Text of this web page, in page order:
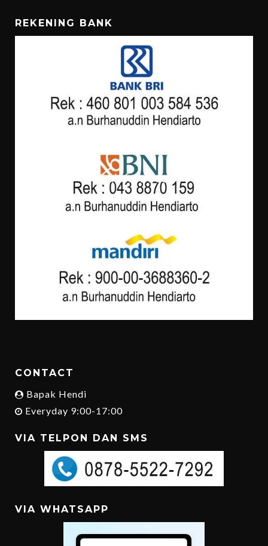
REKENING BANK
CONTACT
Bapak Hendi
Everyday 9:00-17:00
VIA TELPON DAN SMS
VIA WHATSAPP